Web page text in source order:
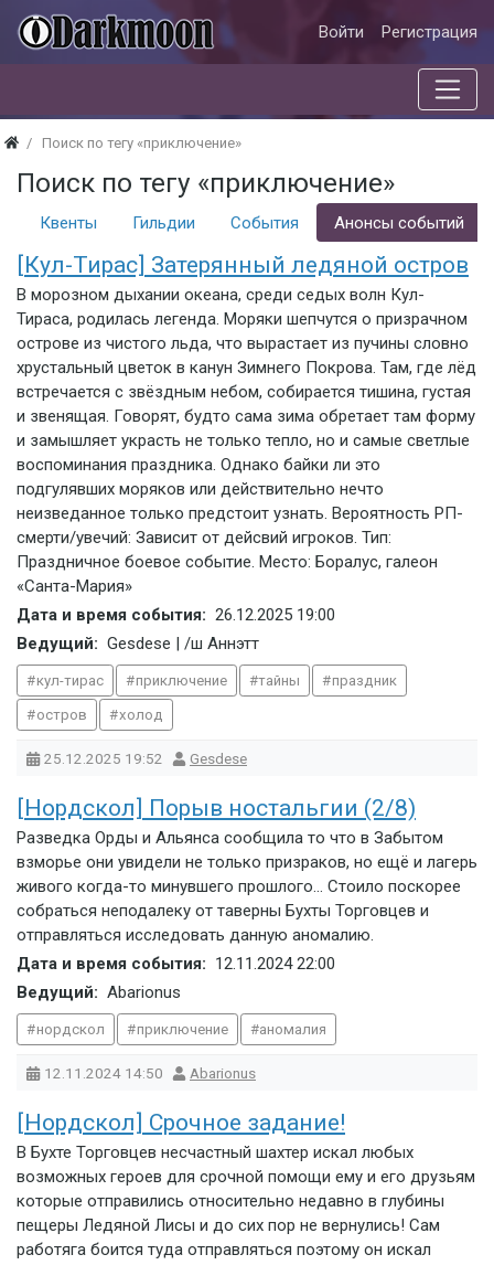
Войти Регистрация
Поиск по тегу «приключение»
Поиск по тегу «приключение»
Квенты Гильдии События Анонсы событий
[Кул-Тирас] Затерянный ледяной остров
В морозном дыхании океана, среди седых волн Кул-
Тираса, родилась легенда. Моряки шепчутся о призрачном
острове из чистого льда, что вырастает из пучины словно
хрустальный цветок в канун Зимнего Покрова. Там, где лёд
встречается с звёздным небом, собирается тишина, густая
и звенящая. Говорят, будто сама зима обретает там форму
и замышляет украсть не только тепло, но и самые светлые
воспоминания праздника. Однако байки ли это
подгулявших моряков или действительно нечто
неизведанное только предстоит узнать. Вероятность РП-
смерти/увечий: Зависит от дейсвий игроков. Тип:
Праздничное боевое событие. Место: Боралус, галеон
«Санта-Мария»
Дата и время события: 26.12.2025 19:00
Ведущий: Gesdese | /ш Аннэтт
кул-тирас приключение тайны праздник
остров холод
25.12.2025 19:52 Gesdese
[Нордскол] Порыв ностальгии (2/8)
Разведка Орды и Альянса сообщила то что в Забытом
взморье они увидели не только призраков, но ещё и лагерь
живого когда-то минувшего прошлого… Стоило поскорее
собраться неподалеку от таверны Бухты Торговцев и
отправляться исследовать данную аномалию.
Дата и время события: 12.11.2024 22:00
Ведущий: Abarionus
нордскол приключение аномалия
12.11.2024 14:50 Abarionus
[Нордскол] Срочное задание!
В Бухте Торговцев несчастный шахтер искал любых
возможных героев для срочной помощи ему и его друзьям
которые отправились относительно недавно в глубины
пещеры Ледяной Лисы и до сих пор не вернулись! Сам
работяга боится туда отправляться поэтому он искал